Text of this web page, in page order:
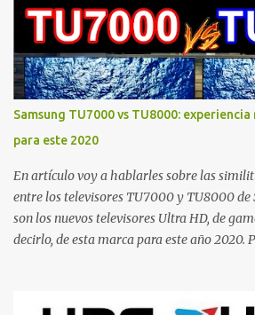
Samsung TU7000 vs TU8000:
para este 2020
En artículo voy a hablarles sobre las
entre los televisores TU7000 y TU8000 de
son los nuevos televisores Ultra HD, de
decirlo, de esta marca para este año 2020.
Motion Rate igual a 120. Ambos cuentan